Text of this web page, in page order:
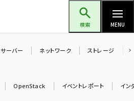
検索 MENU
サーバー ネットワーク ストレージ
OpenStack イベントレポート イン